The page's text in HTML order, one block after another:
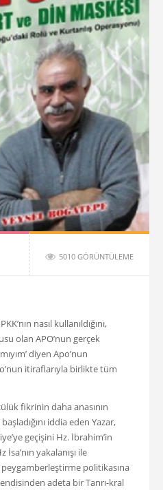
5010 GÖRÜNTÜLEME
nasıl kullanıldığını,
olan APO’nun gerçek
diyen Apo’nun
itiraflarıyla birlikte tüm
fikrinin daha anasının
iddia eden Yazar,
geçişini Hz. İbrahim’in
İsa’nın yakalanışı ile
politikasına
adeta bir Tanrı-kral